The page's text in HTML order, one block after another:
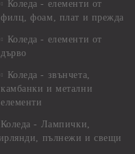
Коледа - елементи от
филц, фоам, плат и прежда
Коледа - елементи от
дърво
Коледа - звънчета,
камбанки и метални
елементи
Коледа - Лампички,
пълнежи и свещи